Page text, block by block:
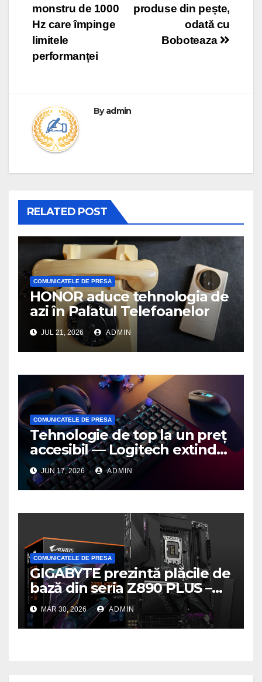
produse din pește,
odată cu
Boboteaza
monstru de 1000
Hz care împinge
limitele
performanței
Byadmin
RELATED POST
COMUNICATELE DE PRESA
HONOR aduce tehnologia de
azi în Palatul Telefoanelor
JUL 21, 2026 ADMIN
COMUNICATELE DE PRESA
Tehnologie de top la un preț
accesibil — Logitech extinde
seria G3 cu un nou mouse și
o nouă tastatură pentru
gaming pe PC
JUN 17, 2026 ADMIN
COMUNICATELE DE PRESA
GIGABYTE prezintă plăcile de
bază din seria Z890 PLUS –
performanță de ultimă
generație la un nou nivel
MAR 30, 2026 ADMIN